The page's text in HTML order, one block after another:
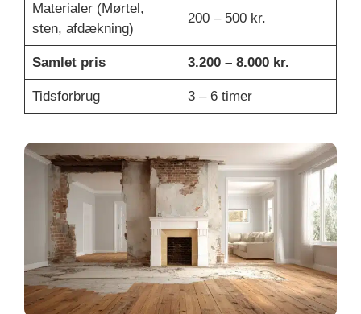
Materialer (Mørtel,
sten, afdækning)
200 – 500 kr.
Samlet pris 3.200 – 8.000 kr.
Tidsforbrug 3 – 6 timer